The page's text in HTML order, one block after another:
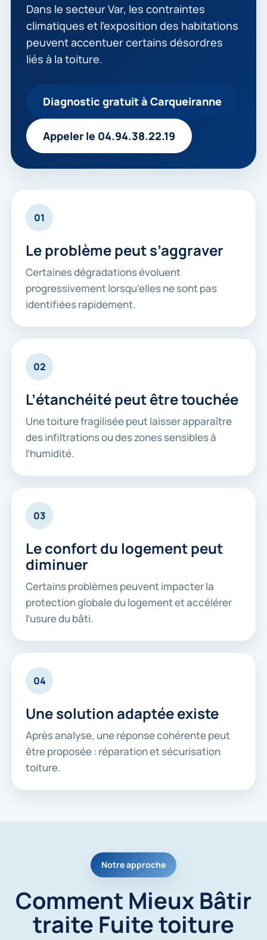
Dans le secteur Var, les contraintes
climatiques et l’exposition des habitations
peuvent accentuer certains désordres
liés à la toiture.
Diagnostic gratuit à Carqueiranne
Appeler le 04.94.38.22.19
01
Le problème peut s’aggraver
Certaines dégradations évoluent
progressivement lorsqu’elles ne sont pas
identifiées rapidement.
02
L’étanchéité peut être touchée
Une toiture fragilisée peut laisser apparaître
des infiltrations ou des zones sensibles à
l’humidité.
03
Le confort du logement peut
diminuer
Certains problèmes peuvent impacter la
protection globale du logement et accélérer
l’usure du bâti.
04
Une solution adaptée existe
Après analyse, une réponse cohérente peut
être proposée : réparation et sécurisation
toiture.
Notre approche
Comment Mieux Bâtir
traite Fuite toiture